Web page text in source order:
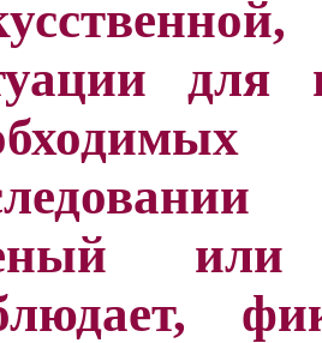
для
или